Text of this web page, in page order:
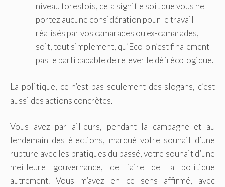
niveau forestois, cela signifie soit que vous ne
portez aucune considération pour le travail
réalisés par vos camarades ou ex-camarades,
soit, tout simplement, qu’Ecolo n’est finalement
pas le parti capable de relever le défi écologique.
La politique, ce n’est pas seulement des slogans, c’est
aussi des actions concrètes.
Vous avez par ailleurs, pendant la campagne et au
lendemain des élections, marqué votre souhait d’une
rupture avec les pratiques du passé, votre souhait d’une
meilleure gouvernance, de faire de la politique
autrement. Vous m’avez en ce sens affirmé, avec